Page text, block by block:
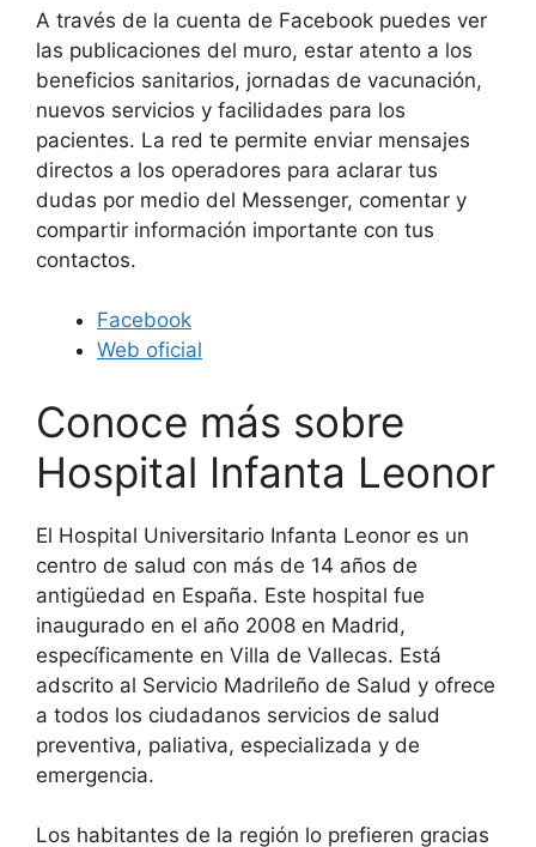
A través de la cuenta de Facebook puedes ver
las publicaciones del muro, estar atento a los
beneficios sanitarios, jornadas de vacunación,
nuevos servicios y facilidades para los
pacientes. La red te permite enviar mensajes
directos a los operadores para aclarar tus
dudas por medio del Messenger, comentar y
compartir información importante con tus
contactos.
Facebook
Web oficial
Conoce más sobre
Hospital Infanta Leonor
El Hospital Universitario Infanta Leonor es un
centro de salud con más de 14 años de
antigüedad en España. Este hospital fue
inaugurado en el año 2008 en Madrid,
específicamente en Villa de Vallecas. Está
adscrito al Servicio Madrileño de Salud y ofrece
a todos los ciudadanos servicios de salud
preventiva, paliativa, especializada y de
emergencia.
Los habitantes de la región lo prefieren gracias